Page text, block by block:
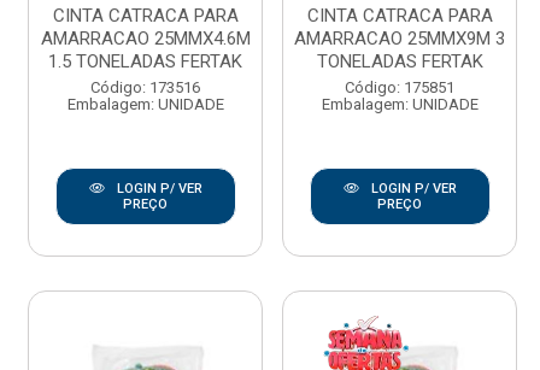
CINTA CATRACA PARA
AMARRACAO 25MMX4.6M
1.5 TONELADAS FERTAK
Código: 173516
Embalagem: UNIDADE
LOGIN P/ VER
PREÇO
CINTA CATRACA PARA
AMARRACAO 25MMX9M 3
TONELADAS FERTAK
Código: 175851
Embalagem: UNIDADE
LOGIN P/ VER
PREÇO